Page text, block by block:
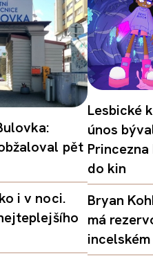
pět
i v noci.
Lesbické
únos
do kin
Bryan
má